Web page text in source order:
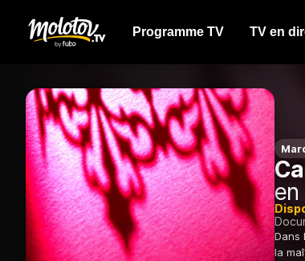
Programme TV TV en
en
Dans
la